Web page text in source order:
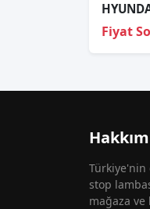
Fiyat
Türkiye'nin
stop
mağaza